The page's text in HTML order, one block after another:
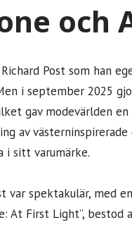
och
Post som han
i september 2025
gav modevärlden
av
i sitt varumärke.
var spektakulär, med
At First Light”,